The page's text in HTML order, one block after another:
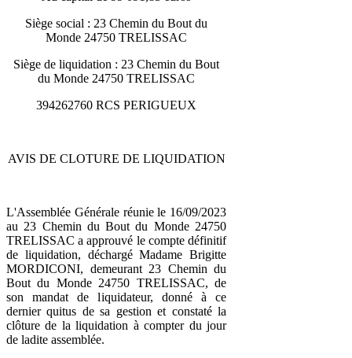
Siège social : 23 Chemin du Bout du
Monde 24750 TRELISSAC
Siège de liquidation : 23 Chemin du Bout
du Monde 24750 TRELISSAC
394262760 RCS PERIGUEUX
AVIS DE CLOTURE DE LIQUIDATION
L'Assemblée Générale réunie le 16/09/2023
au 23 Chemin du Bout du Monde 24750
TRELISSAC a approuvé le compte définitif
de liquidation, déchargé Madame Brigitte
MORDICONI, demeurant 23 Chemin du
Bout du Monde 24750 TRELISSAC, de
son mandat de liquidateur, donné à ce
dernier quitus de sa gestion et constaté la
clôture de la liquidation à compter du jour
de ladite assemblée.